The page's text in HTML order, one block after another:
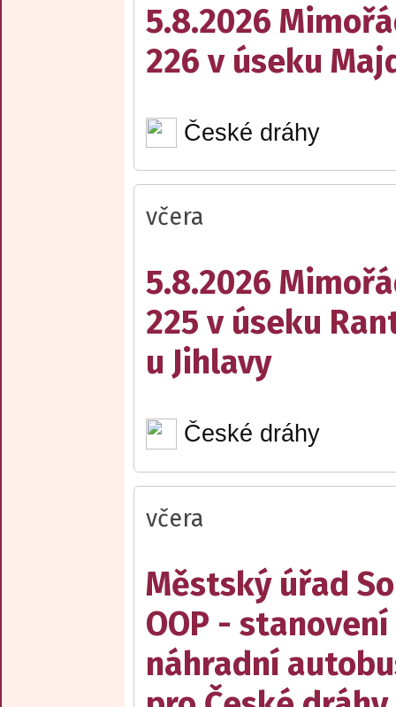
5.8.2026
226 v úseku
České dráhy
včera
5.8.2026
225 v úseku
u Jihlavy
České dráhy
včera
Městský úřad
OOP -
náhradní